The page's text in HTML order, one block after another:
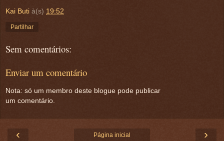
Kai Buti à(s) 19:52
Partilhar
Sem comentários:
Enviar um comentário
Nota: só um membro deste blogue pode publicar
um comentário.
‹ ›
Página inicial